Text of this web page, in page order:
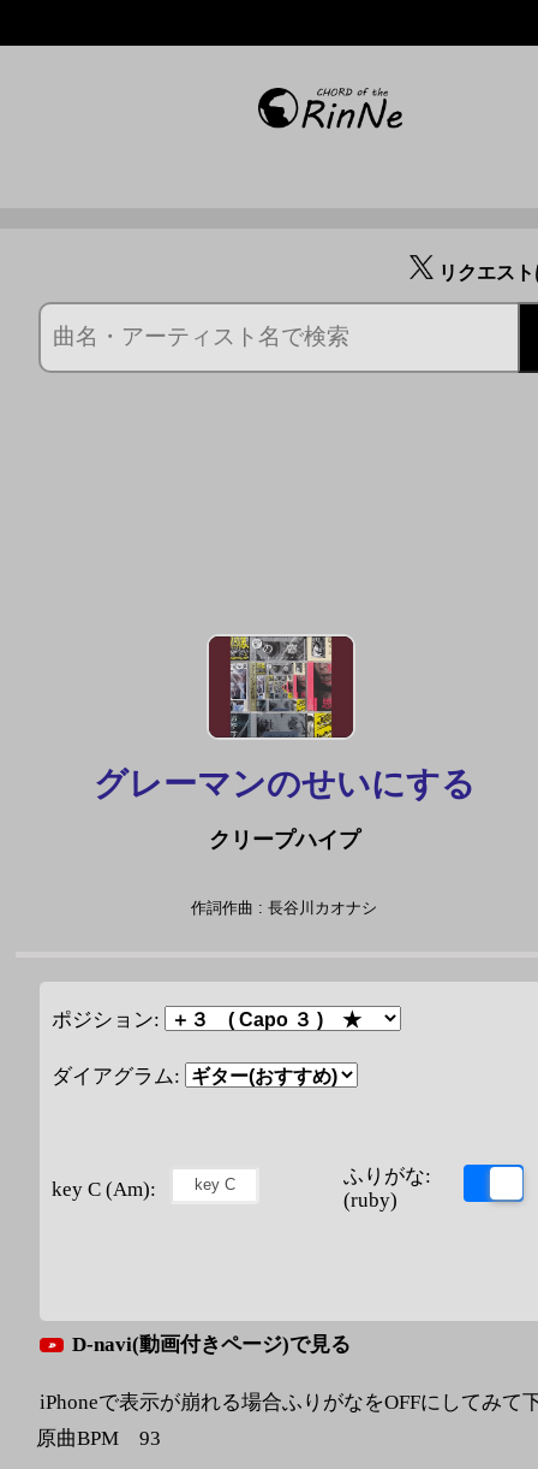
リクエス
グレーマンのせいにする
クリープハイプ
作詞作曲 : 長谷川カオナシ
ポジション:
ダイアグラム:
key C (Am):
ふりがな:
(ruby)
D-navi(動画付きページ)で見る
iPhoneで表示が崩れる場合ふりがなをOFFにしてみて
原曲BPM 93